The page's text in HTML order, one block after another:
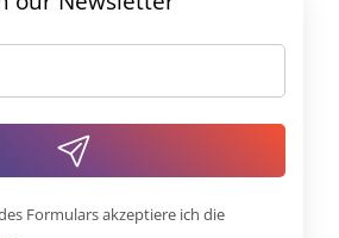
Formulars akzeptiere ich die